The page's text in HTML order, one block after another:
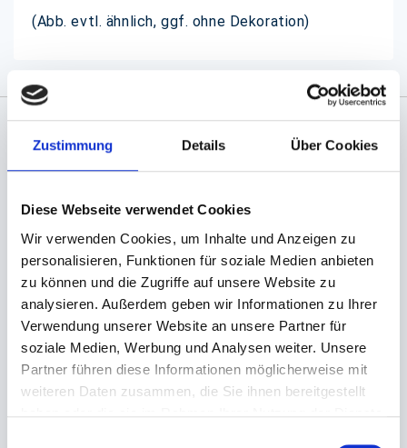
Zustimmung Details Über Cookies
Diese Webseite verwendet Cookies
Wir verwenden Cookies, um Inhalte und Anzeigen zu
personalisieren, Funktionen für soziale Medien anbieten
zu können und die Zugriffe auf unsere Website zu
analysieren. Außerdem geben wir Informationen zu Ihrer
Verwendung unserer Website an unsere Partner für
soziale Medien, Werbung und Analysen weiter. Unsere
Partner führen diese Informationen möglicherweise mit
weiteren Daten zusammen, die Sie ihnen bereitgestellt
(Abb. evtl. ähnlich, ggf. ohne Dekoration)
Angaben zur Informationspflichten der GPSR
Produktsicherheitsverordnung:packpack.de GmbH, Am
interessiert sein